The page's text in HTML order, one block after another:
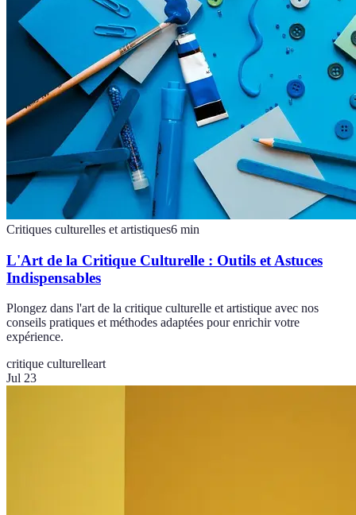
Critiques culturelles et artistiques6 min
L'Art de la Critique Culturelle : Outils et Astuces
Indispensables
Plongez dans l'art de la critique culturelle et artistique avec nos
conseils pratiques et méthodes adaptées pour enrichir votre
expérience.
critique culturelleart
Jul 23